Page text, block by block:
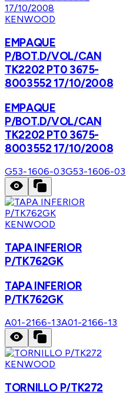
KENWOOD
EMPAQUE
P/BOT.D/VOL/CAN
TK2202 PT0 3675-
8003552 17/10/2008
EMPAQUE
P/BOT.D/VOL/CAN
TK2202 PT0 3675-
8003552 17/10/2008
G53-1606-03G53-1606-03
KENWOOD
TAPA INFERIOR
P/TK762GK
TAPA INFERIOR
P/TK762GK
A01-2166-13A01-2166-13
KENWOOD
TORNILLO P/TK272